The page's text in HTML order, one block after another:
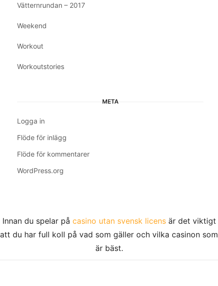
Vätternrundan – 2017
Weekend
Workout
Workoutstories
META
Logga in
Flöde för inlägg
Flöde för kommentarer
WordPress.org
Innan du spelar på casino utan svensk licensär det viktigt
att du har full koll på vad som gäller och vilka casinon som
är bäst.